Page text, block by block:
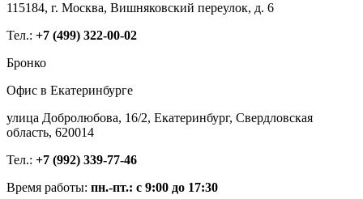
115184, г. Москва, Вишняковский переулок, д. 6
Тел.: +7 (499) 322-00-02
Бронко
Офис в Екатеринбурге
улица Добролюбова, 16/2, Екатеринбург, Свердловская
область, 620014
Тел.: +7 (992) 339-77-46
Время работы: пн.-пт.: с 9:00 до 17:30